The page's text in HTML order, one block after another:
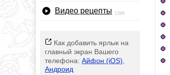
Видео рецепты 1396
Как добавить ярлык на
главный экран Вашего
телефона: Айфон (iOS)
Андроид